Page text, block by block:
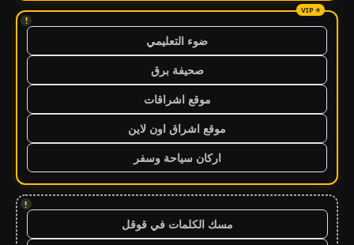
!
ضوء التعليمي
صحيفة برق
موقع اشراقات
موقع اشراق اون لاين
اركان سياحة وسفر
!
مسك الكلمات في قوقل